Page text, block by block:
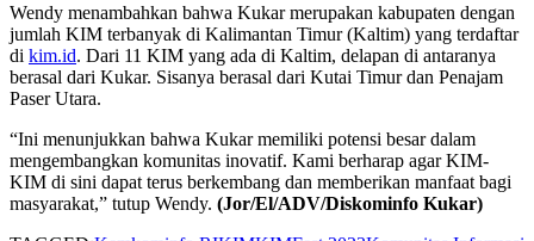
Wendy menambahkan bahwa Kukar merupakan kabupaten dengan
jumlah KIM terbanyak di Kalimantan Timur (Kaltim) yang terdaftar
di kim.id. Dari 11 KIM yang ada di Kaltim, delapan di antaranya
berasal dari Kukar. Sisanya berasal dari Kutai Timur dan Penajam
Paser Utara.
“Ini menunjukkan bahwa Kukar memiliki potensi besar dalam
mengembangkan komunitas inovatif. Kami berharap agar KIM-
KIM di sini dapat terus berkembang dan memberikan manfaat bagi
masyarakat,” tutup Wendy. (Jor/El/ADV/Diskominfo Kukar)